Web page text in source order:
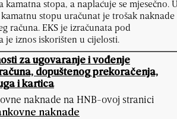
kamatna stopa, a naplaćuje se mjesečno.
stopu uračunat je trošak naknade
računa. EKS je izračunata pod
je iznos iskorišten u cijelosti.
za ugovaranje i vođenje
dopuštenog prekoračenja,
i kartica
naknade na HNB-ovoj stranici
naknade